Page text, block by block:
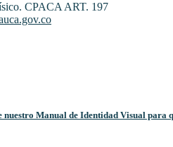
CPACA ART. 197
Manual de Identidad Visual para